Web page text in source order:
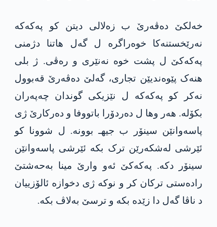
خەلکێ دەڤەرێ ب زەلالی دیتن کو په‌كه‌كە
نەرێخستنەکا خوەراگرە ل گەل هاتنا دژمنی
په‌كه‌كێ ل پشت خوە نەنێری و رەڤی. ژ بلی
هنەک پێوەندیێن تجاری، گەلێ دەڤەرێ قەبوول
نەکر کو په‌كه‌كە ل نێزیکی گوندان چەپەران
بکۆلە. هەر وها ل دەردۆرا باتووفا و دەرکارێ ژی
پاسەوانێن سینۆر ب جیهـ بوونە. ل شوونا کو
ئێرشی لەشکەرێن ترک بکە ئێرشی پاسەوانێن
سینۆر دکە. په‌كه‌كێ ئەو وارێ مینا به‌حەشتێ
رادەستی ترکان کر و نوکە ژی دخوازە ئالۆزییان
د ناڤا گەل دا زێدە بکە و ترسێ بەلاڤ بکە.